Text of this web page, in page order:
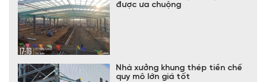
được ưa chuộng
Nhà xưởng khung thép tiền chế
quy mô lớn giá tốt